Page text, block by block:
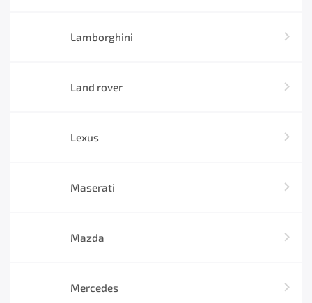
Lamborghini
Land rover
Lexus
Maserati
Mazda
Mercedes